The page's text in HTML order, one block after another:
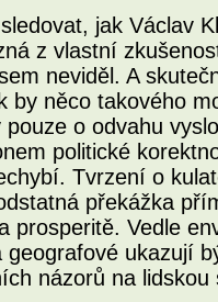
jak Václav
z vlastní
neviděl. A
by něco takového
o odvahu
politické
Tvrzení o
překážka
prosperitě. Vedle
geografové ukazují
názorů na lidskou